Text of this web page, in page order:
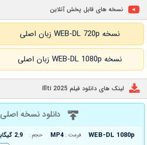
نسخه های قابل پخش آنلاین
نسخه WEB-DL 720p زبان اصلی
نسخه WEB-DL 1080p زبان اصلی
لینک های دانلود فیلم Illti 2025
دانلود نسخه اصلی
WEB-DL 1080p فرمت : MP4 حجم : 2.9 گیگابایت